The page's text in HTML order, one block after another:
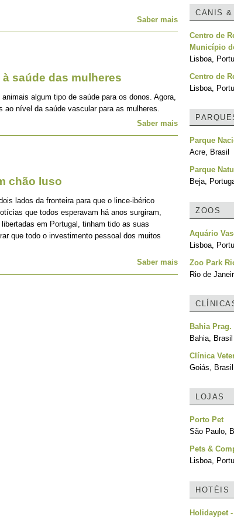
Saber mais
saúde das mulheres
algum tipo de saúde para os donos. Agora,
ao nível da saúde vascular para as mulheres.
Saber mais
chão luso
lados da fronteira para que o lince-ibérico
que todos esperavam há anos surgiram,
em Portugal, tinham tido as suas
que todo o investimento pessoal dos muitos
Saber mais
CANIS &
Centro de
Município
Lisboa,
Centro de
Lisboa,
Parque
Acre, Brasil
Parque
Beja,
ZOOS
Aquário
Lisboa,
Zoo Park
Rio de
Bahia
Bahia, Brasil
Clínica
Goiás, Brasil
LOJAS
Porto Pet
São Paulo,
Pets &
Lisboa,
HOTÉIS
Holidaypet